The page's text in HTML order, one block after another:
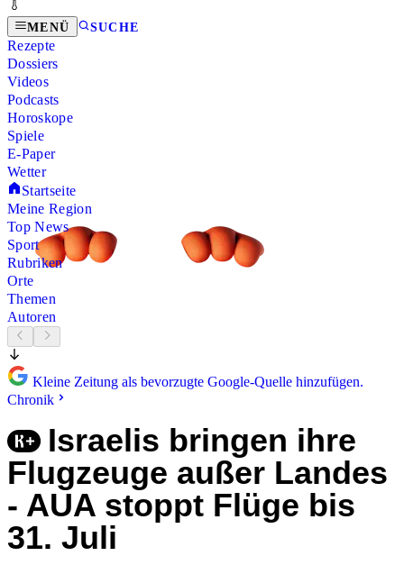
MENÜ SUCHE
Rezepte
Dossiers
Videos
Podcasts
Horoskope
Spiele
E-Paper
Wetter
Startseite
Meine Region
Top News
Sport
Rubriken
Orte
Themen
Autoren
Kleine Zeitung als bevorzugte Google-Quelle hinzufügen.
Chronik
Israelis bringen ihre
Flugzeuge außer Landes
- AUA stoppt Flüge bis
31. Juli